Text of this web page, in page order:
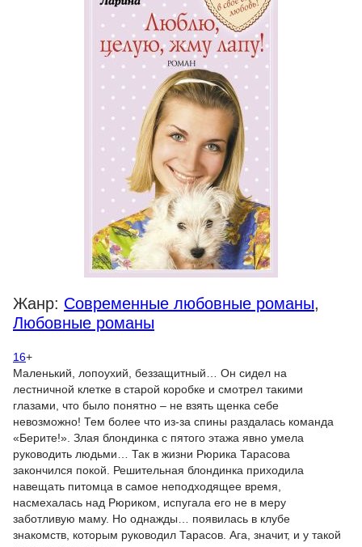
Жанр: Современные любовные романы,
Любовные романы
16+
Маленький, лопоухий, беззащитный… Он сидел на
лестничной клетке в старой коробке и смотрел такими
глазами, что было понятно – не взять щенка себе
невозможно! Тем более что из-за спины раздалась команда
«Берите!». Злая блондинка с пятого этажа явно умела
руководить людьми… Так в жизни Рюрика Тарасова
закончился покой. Решительная блондинка приходила
навещать питомца в самое неподходящее время,
насмехалась над Рюриком, испугала его не в меру
заботливую маму. Но однажды… появилась в клубе
знакомств, которым руководил Тарасов. Ага, значит, и у такой